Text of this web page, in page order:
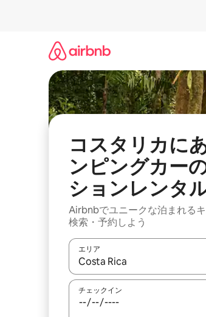
コスタリカに
ンピングカー
ションレンタ
Airbnbでユニークな泊まれる
検索・予約しよう
エリア
検索結果が表示されたら、上下
チェックイン